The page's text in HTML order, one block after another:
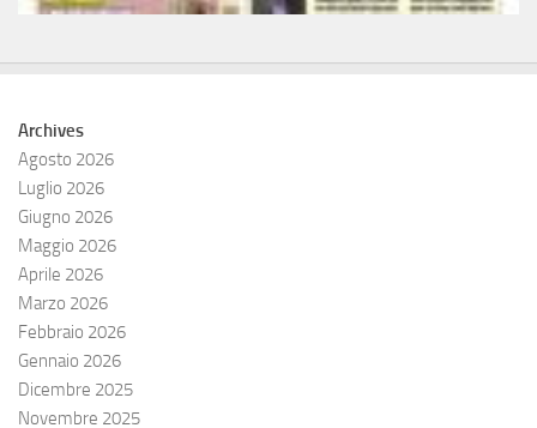
Archives
Agosto 2026
Luglio 2026
Giugno 2026
Maggio 2026
Aprile 2026
Marzo 2026
Febbraio 2026
Gennaio 2026
Dicembre 2025
Novembre 2025